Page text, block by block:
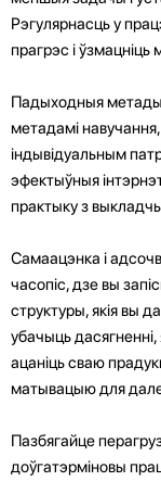
Рэгулярнасць у
прагрэс і ўзмацніць
Падыходныя метады
метадамі
індывідуальным
эфектыўныя
практыку з
Самаацэнка і
часопіс, дзе вы
структуры, якія вы
убачыць
ацаніць сваю
матывацыю для
Пазбягайце
доўгатэрміновы